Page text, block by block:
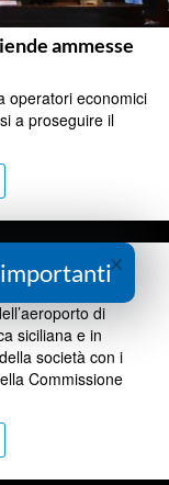
ammesse
operatori economici
a proseguire il
MpA: “Grave
di
siciliana e in
società con i
Commissione
×